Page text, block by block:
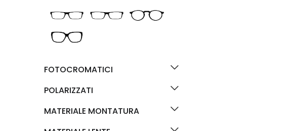
FOTOCROMATICI
POLARIZZATI
MATERIALE MONTATURA